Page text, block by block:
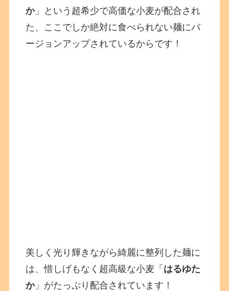
か」という超希少で高価な小麦が配合され
た、ここでしか絶対に食べられない麺にバ
ージョンアップされているからです！
美しく光り輝きながら綺麗に整列した麺に
は、惜しげもなく超高級な小麦「 はるゆた
か」がたっぷり配合されています！